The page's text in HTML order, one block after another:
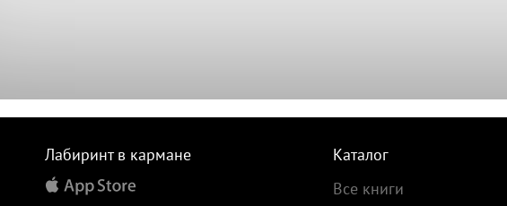
Лабиринт в кармане
Каталог
Все книги